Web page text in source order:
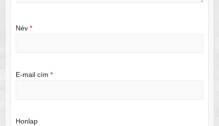
Név *
E-mail cím *
Honlap